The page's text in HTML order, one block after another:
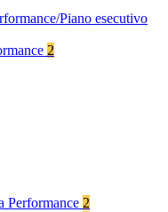
Piano esecutivo
2
Performance 2